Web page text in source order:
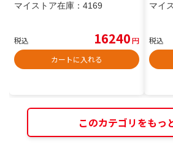
マイストア在庫： 4169
税込 16240円
カートに入れる
マイ
税込
このカテゴリをもっ